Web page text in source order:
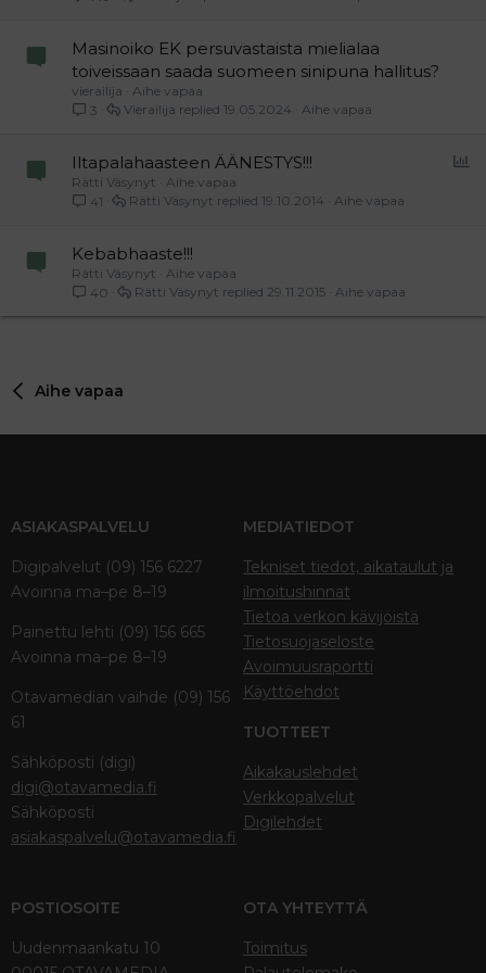
Masinoiko EK persuvastaista mielialaa
toiveissaan saada suomeen sinipuna hallitus?
vierailija
Aihe vapaa
3
Aihe vapaa
19.05.2024
Vierailija
Iltapalahaasteen ÄÄNESTYS!!!
Rätti Väsynyt
Aihe vapaa
41
Aihe vapaa
19.10.2014
Rätti Väsynyt
Kebabhaaste!!!
Rätti Väsynyt
Aihe vapaa
40
Aihe vapaa
29.11.2015
Rätti Väsynyt
Aihe vapaa
ASIAKASPALVELU
Digipalvelut (09) 156 6227
Avoinna ma–pe 8–19
Painettu lehti (09) 156 665
Avoinna ma–pe 8–19
Otavamedian vaihde (09) 156
61
Sähköposti (digi)
digi@otavamedia.fi
Sähköposti
asiakaspalvelu@otavamedia.fi
MEDIATIEDOT
Tekniset tiedot, aikataulut ja
ilmoitushinnat
Tietoa verkon kävijöistä
Tietosuojaseloste
Avoimuusraportti
Käyttöehdot
TUOTTEET
Aikakauslehdet
Verkkopalvelut
Digilehdet
POSTIOSOITE
Uudenmaankatu 10
OTA YHTEYTTÄ
Toimitus